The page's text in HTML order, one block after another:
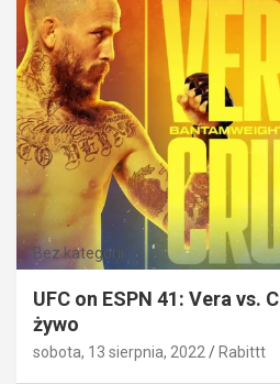
Bez kategorii
UFC on ESPN 41: Vera vs.
żywo
sobota, 13 sierpnia, 2022 Rabittt